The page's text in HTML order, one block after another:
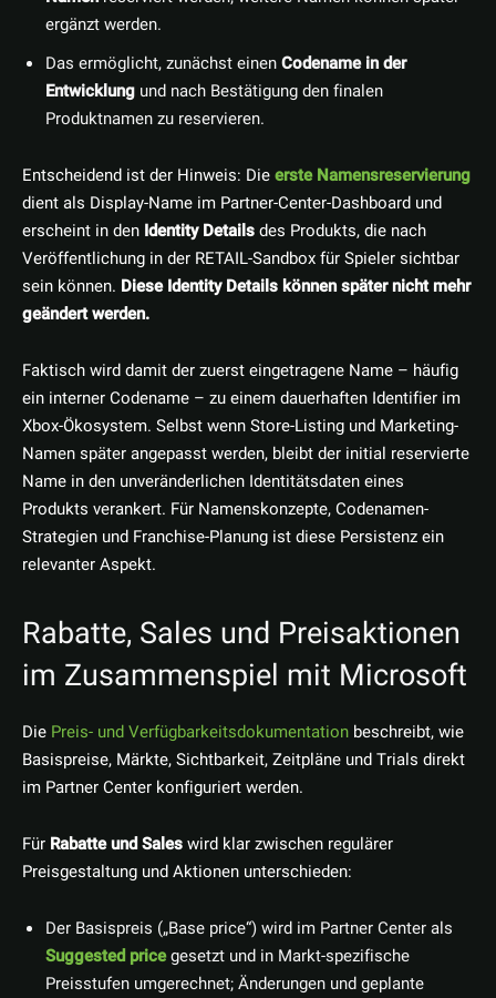
ergänzt werden.
Das ermöglicht, zunächst einenCodename in der
Entwicklung und nach Bestätigung den finalen
Produktnamen zu reservieren.
Entscheidend ist der Hinweis: Dieerste Namensreservierung
dient als Display-Name im Partner-Center-Dashboard und
erscheint in den Identity Detailsdes Produkts, die nach
Veröffentlichung in der RETAIL-Sandbox für Spieler sichtbar
sein können. Diese Identity Details können später nicht mehr
geändert werden.
Faktisch wird damit der zuerst eingetragene Name – häufig
ein interner Codename – zu einem dauerhaften Identifier im
Xbox-Ökosystem. Selbst wenn Store-Listing und Marketing-
Namen später angepasst werden, bleibt der initial reservierte
Name in den unveränderlichen Identitätsdaten eines
Produkts verankert. Für Namenskonzepte, Codenamen-
Strategien und Franchise-Planung ist diese Persistenz ein
relevanter Aspekt.
Rabatte, Sales und Preisaktionen
im Zusammenspiel mit Microsoft
Die Preis- und Verfügbarkeitsdokumentation beschreibt, wie
Basispreise, Märkte, Sichtbarkeit, Zeitpläne und Trials direkt
im Partner Center konfiguriert werden.
Für Rabatte und Saleswird klar zwischen regulärer
Preisgestaltung und Aktionen unterschieden:
Der Basispreis („Base price“) wird im Partner Center als
Suggested pricegesetzt und in Markt-spezifische
Preisstufen umgerechnet; Änderungen und geplante